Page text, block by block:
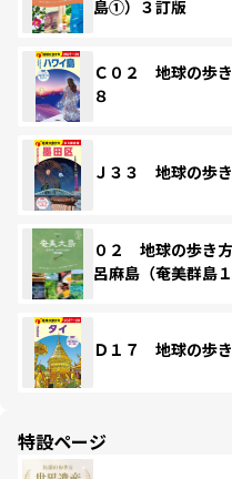
島①）３訂版
Ｃ０２ 地球の歩
８
Ｊ３３ 地球の歩
０２ 地球の歩
呂麻島（奄美群島
Ｄ１７ 地球の歩
特設ページ